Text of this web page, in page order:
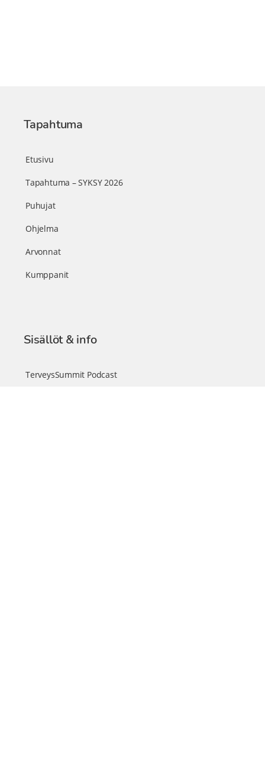
Tapahtuma
Etusivu
Tapahtuma – SYKSY 2026
Puhujat
Ohjelma
Arvonnat
Kumppanit
Sisällöt & info
TerveysSummit Podcast